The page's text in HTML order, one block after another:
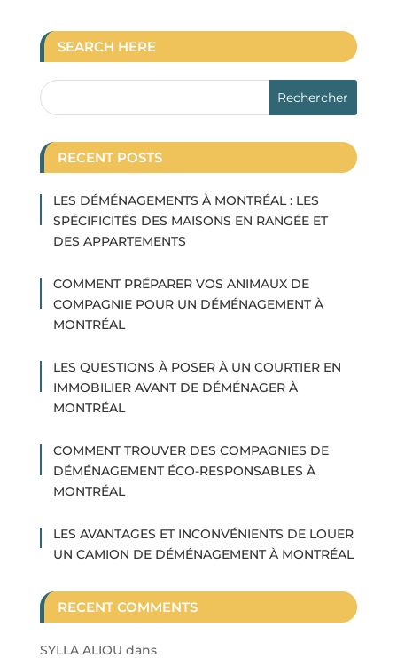
SEARCH HERE
RECENT POSTS
LES DÉMÉNAGEMENTS À MONTRÉAL : LES
SPÉCIFICITÉS DES MAISONS EN RANGÉE ET
DES APPARTEMENTS
COMMENT PRÉPARER VOS ANIMAUX DE
COMPAGNIE POUR UN DÉMÉNAGEMENT À
MONTRÉAL
LES QUESTIONS À POSER À UN COURTIER EN
IMMOBILIER AVANT DE DÉMÉNAGER À
MONTRÉAL
COMMENT TROUVER DES COMPAGNIES DE
DÉMÉNAGEMENT ÉCO-RESPONSABLES À
MONTRÉAL
LES AVANTAGES ET INCONVÉNIENTS DE LOUER
UN CAMION DE DÉMÉNAGEMENT À MONTRÉAL
RECENT COMMENTS
SYLLA ALIOU dans